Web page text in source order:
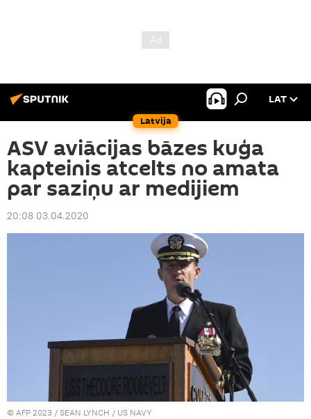
Latvija
LAT
ASV aviācijas bāzes kuģa
kapteinis atcelts no amata
par saziņu ar medijiem
20:08 03.04.2020
© AFP 2023 / SEAN LYNCH / US NAVY